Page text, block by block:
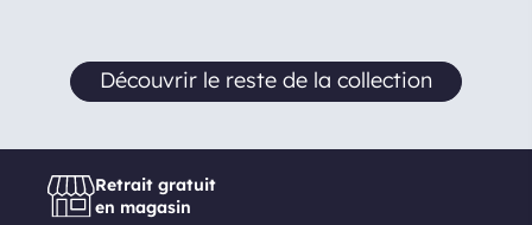
Découvrir le reste de la collection
Retrait gratuit
en magasin